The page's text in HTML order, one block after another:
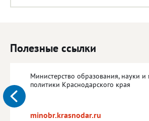
Полезные ссылки
Министерство образования, науки
политики Краснодарского края
minobr.krasnodar.ru